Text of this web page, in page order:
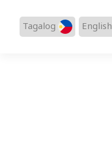
English
Tagalog